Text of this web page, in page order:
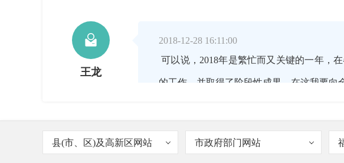

王龙
2018-12-28 16:11:00
可以说，2018年是繁忙而又关键的一年，
的工作，并取得了阶段性成果。在这我要向
县(市、区)及高新区网站 市政府部门网站